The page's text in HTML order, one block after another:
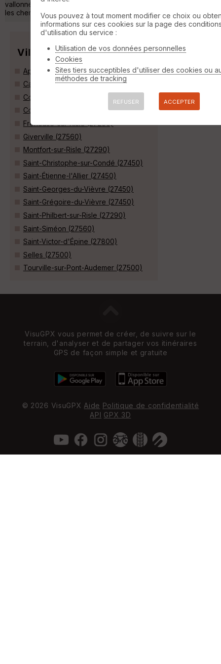
vallonné de 9,6 km qui offre une balade sportive et varié sur
les chemins du Vièvre. »
Villes
Appeville-Annebault (27290)
Campigny (27500)
Condé-sur-Risle (27290)
Corneville-sur-Risle (27500)
Freneuse-sur-Risle (27290)
Giverville (27560)
Montfort-sur-Risle (27290)
Saint-Christophe-sur-Condé (27450)
Saint-Étienne-l'Allier (27450)
Saint-Georges-du-Vièvre (27450)
Saint-Grégoire-du-Vièvre (27450)
Saint-Philbert-sur-Risle (27290)
Saint-Siméon (27560)
Saint-Victor-d'Épine (27800)
Selles (27500)
Tourville-sur-Pont-Audemer (27500)
VisuGPX vous permet de créer, de suivre sur le
terrain, d'analyser et de partager vos itinéraires
GPS de façon simple et gratuite
© 2026 VisuGPXAide Politique de confidentialité
API GPX 3D
Vous pouvez à tout moment modifier ce choix ou
informations sur ces cookies sur la page des
d'utilisation du service :
Utilisation de vos données personnelles
Cookies
Sites tiers succeptibles d'utiliser des cookies ou
méthodes de tracking
REFUSER ACCEPTER